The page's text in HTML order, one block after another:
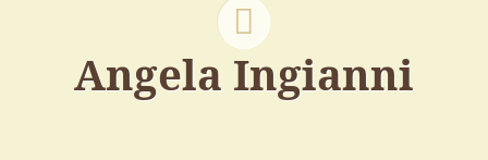
Angela Ingianni